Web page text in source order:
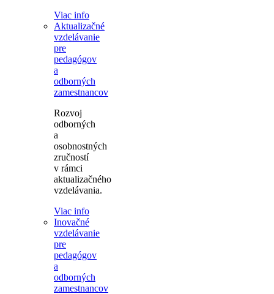
Viac info
Aktualizačné
vzdelávanie
pre
pedagógov
a
odborných
zamestnancov
Rozvoj
odborných
a
osobnostných
zručností
v rámci
aktualizačného
vzdelávania.
Viac info
Inovačné
vzdelávanie
pre
pedagógov
a
odborných
zamestnancov